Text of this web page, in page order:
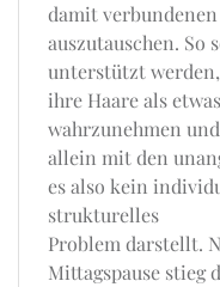
damit
auszutauschen. So
unterstützt
ihre Haare als
wahrzunehmen
allein mit den
es also kein
strukturelles
Problem darstellt.
Mittagspause stieg